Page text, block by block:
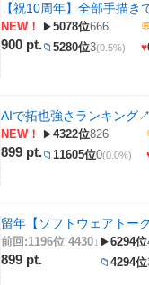
【祝10周年】全部手描
NEW！
900 pt.
▶5078位666
📁 5280位3(0.5%) ♥
AIで拓也強さランキング↗
NEW！
899 pt.
▶4322位826
📁 11605位0(0.0%)
留年【ソフトウェアトー
前回:1196位 4430↓
899 pt.
▶6294位
📁 4294位